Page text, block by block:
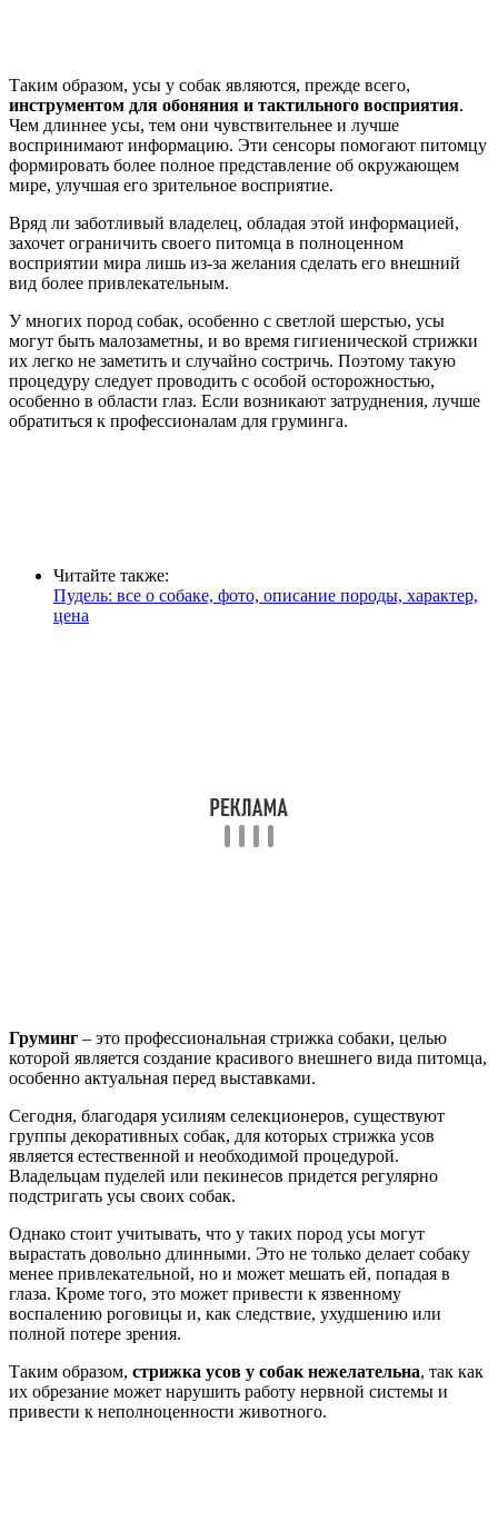
Таким образом, усы у собак являются, прежде всего,
инструментом для обоняния и тактильного восприятия.
Чем длиннее усы, тем они чувствительнее и лучше
воспринимают информацию. Эти сенсоры помогают питомцу
формировать более полное представление об окружающем
мире, улучшая его зрительное восприятие.
Вряд ли заботливый владелец, обладая этой информацией,
захочет ограничить своего питомца в полноценном
восприятии мира лишь из-за желания сделать его внешний
вид более привлекательным.
У многих пород собак, особенно с светлой шерстью, усы
могут быть малозаметны, и во время гигиенической стрижки
их легко не заметить и случайно состричь. Поэтому такую
процедуру следует проводить с особой осторожностью,
особенно в области глаз. Если возникают затруднения, лучше
обратиться к профессионалам для груминга.
Читайте также:
Пудель: все о собаке, фото, описание породы, характер,
цена
Груминг – это профессиональная стрижка собаки, целью
которой является создание красивого внешнего вида питомца,
особенно актуальная перед выставками.
Сегодня, благодаря усилиям селекционеров, существуют
группы декоративных собак, для которых стрижка усов
является естественной и необходимой процедурой.
Владельцам пуделей или пекинесов придется регулярно
подстригать усы своих собак.
Однако стоит учитывать, что у таких пород усы могут
вырастать довольно длинными. Это не только делает собаку
менее привлекательной, но и может мешать ей, попадая в
глаза. Кроме того, это может привести к язвенному
воспалению роговицы и, как следствие, ухудшению или
полной потере зрения.
Таким образом, стрижка усов у собак нежелательна, так как
их обрезание может нарушить работу нервной системы и
привести к неполноценности животного.